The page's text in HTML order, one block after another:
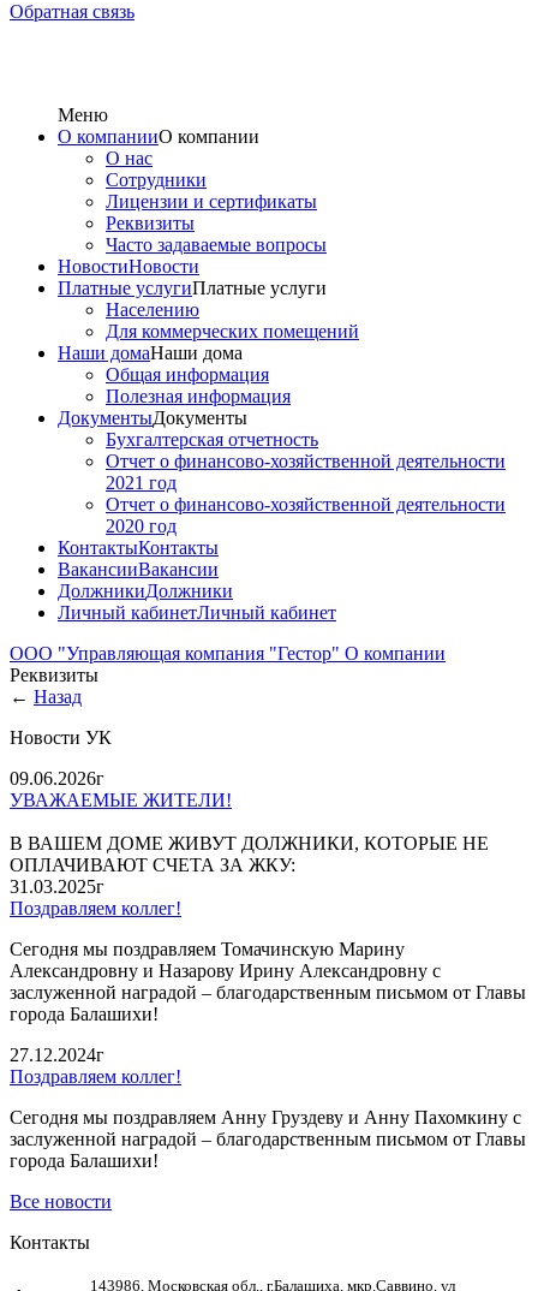
Обратная связь
Меню
О компанииО компании
О нас
Сотрудники
Лицензии и сертификаты
Реквизиты
Часто задаваемые вопросы
НовостиНовости
Платные услугиПлатные услуги
Населению
Для коммерческих помещений
Наши домаНаши дома
Общая информация
Полезная информация
ДокументыДокументы
Бухгалтерская отчетность
Отчет о финансово-хозяйственной деятельности
2021 год
Отчет о финансово-хозяйственной деятельности
2020 год
КонтактыКонтакты
ВакансииВакансии
ДолжникиДолжники
Личный кабинетЛичный кабинет
ООО "Управляющая компания "Гестор" О компании
Реквизиты
← Назад
Новости УК
09.06.2026г
УВАЖАЕМЫЕ ЖИТЕЛИ!
В ВАШЕМ ДОМЕ ЖИВУТ ДОЛЖНИКИ, КОТОРЫЕ НЕ
ОПЛАЧИВАЮТ СЧЕТА ЗА ЖКУ:
31.03.2025г
Поздравляем коллег!
Сегодня мы поздравляем Томачинскую Марину
Александровну и Назарову Ирину Александровну с
заслуженной наградой – благодарственным письмом от Главы
города Балашихи!
27.12.2024г
Поздравляем коллег!
Сегодня мы поздравляем Анну Груздеву и Анну Пахомкину с
заслуженной наградой – благодарственным письмом от Главы
города Балашихи!
Все новости
Контакты
143986, Московская обл., г.Балашиха, мкр.Саввино, ул